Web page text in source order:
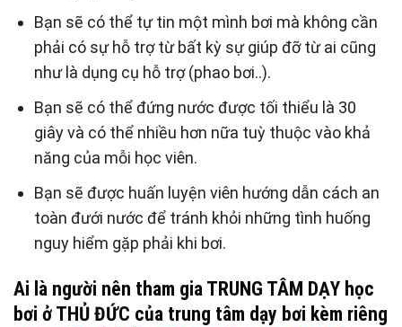
Bạn sẽ có thể tự tin một mình bơi mà không cần
phải có sự hỗ trợ từ bất kỳ sự giúp đỡ từ ai cũng
như là dụng cụ hỗ trợ (phao bơi..).
Bạn sẽ có thể đứng nước được tối thiểu là 30
giây và có thể nhiều hơn nữa tuỳ thuộc vào khả
năng của mỗi học viên.
Bạn sẽ được huấn luyện viên hướng dẫn cách an
toàn đưới nước để tránh khỏi những tình huống
nguy hiểm gặp phải khi bơi.
Ai là người nên tham gia TRUNG TÂM DẠY học
bơi ở THỦ ĐỨC của trung tâm dạy bơi kèm riêng